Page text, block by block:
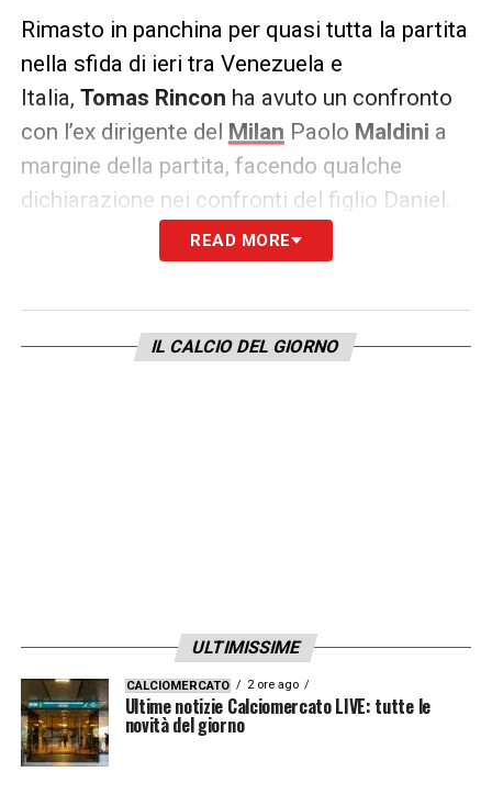
Rimasto in panchina per quasi tutta la partita
nella sfida di ieri tra Venezuela e
Italia, Tomas Rincon ha avuto un confronto
con l’ex dirigente del Milan Paolo Maldini a
margine della partita, facendo qualche
dichiarazione nei confronti del figlio Daniel.
Le sue parole ai microfoni di
partita. A lui è piaciuto molto quello che ha
LA PLAYLIST DELLE NOSTRE TOP NEWS
READ MORE
IL CALCIO DEL GIORNO
ULTIMISSIME
CALCIOMERCATO 2 ore ago
Ultime notizie Calciomercato LIVE: tutte le
novità del giorno